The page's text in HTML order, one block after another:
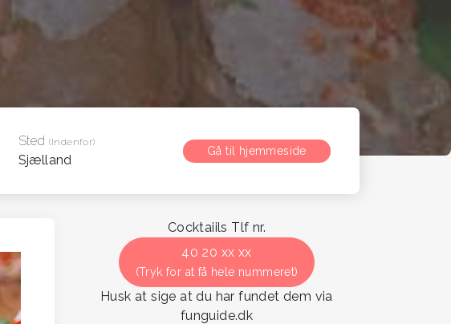
Sted (Indenfor)
Sjælland
Gå til hjemmeside
Cocktaiils Tlf nr.
40 20 xx xx
(Tryk for at få hele nummeret)
Husk at sige at du har fundet dem via
funguide.dk